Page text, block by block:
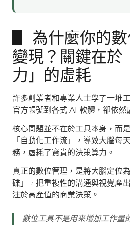
▋ 為什麼你的
變現？關鍵在於
力」的虛耗
許多創業者和專業人士學了一堆
官方帳號到各式 AI 軟體，卻依然
核心問題並不在於工具本身，而
「自動化工作流」，導致大腦每
務，虛耗了寶貴的決策算力。
真正的數位管理，是將大腦定位
碟」，把重複性的溝通與視覺產
注於高產值的商業決策。
數位工具不是用來增加工作量